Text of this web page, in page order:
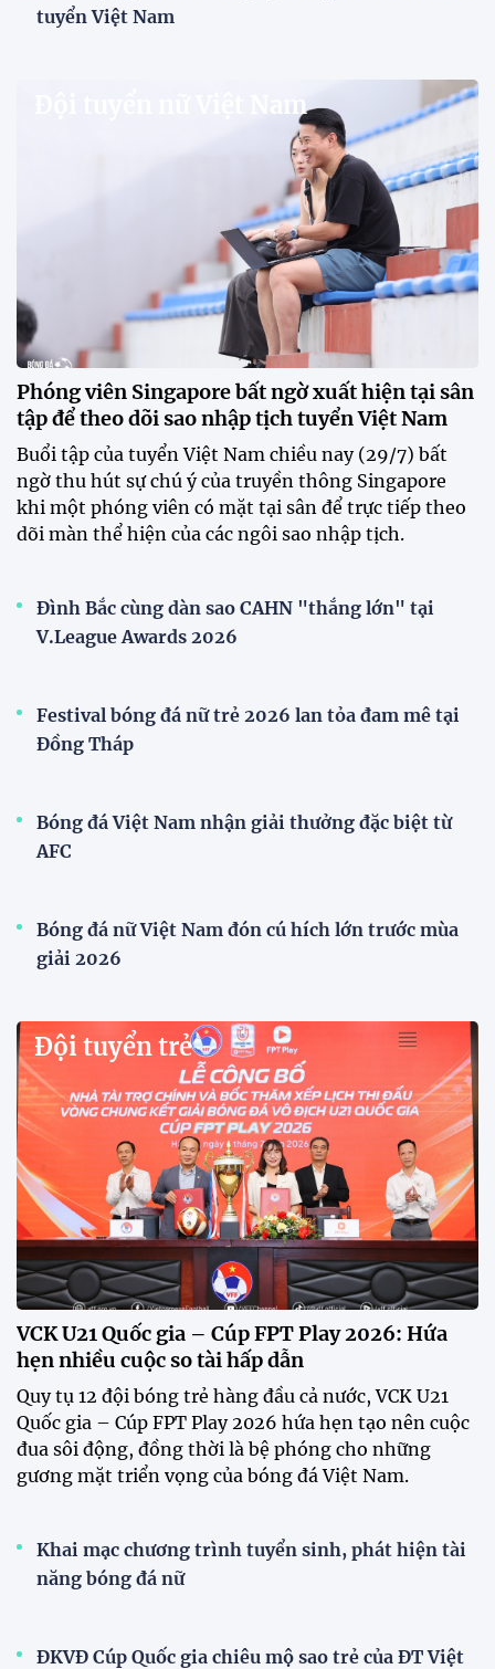
tuyển Việt Nam
Đội tuyển nữ Việt Nam
Phóng viên Singapore bất ngờ xuất hiện tại sân
tập để theo dõi sao nhập tịch tuyển Việt Nam
Buổi tập của tuyển Việt Nam chiều nay (29/7) bất
ngờ thu hút sự chú ý của truyền thông Singapore
khi một phóng viên có mặt tại sân để trực tiếp theo
dõi màn thể hiện của các ngôi sao nhập tịch.
Đình Bắc cùng dàn sao CAHN "thắng lớn" tại
V.League Awards 2026
Festival bóng đá nữ trẻ 2026 lan tỏa đam mê tại
Đồng Tháp
Bóng đá Việt Nam nhận giải thưởng đặc biệt từ
AFC
Bóng đá nữ Việt Nam đón cú hích lớn trước mùa
giải 2026
Đội tuyển trẻ
VCK U21 Quốc gia – Cúp FPT Play 2026: Hứa
hẹn nhiều cuộc so tài hấp dẫn
Quy tụ 12 đội bóng trẻ hàng đầu cả nước, VCK U21
Quốc gia – Cúp FPT Play 2026 hứa hẹn tạo nên cuộc
đua sôi động, đồng thời là bệ phóng cho những
gương mặt triển vọng của bóng đá Việt Nam.
Khai mạc chương trình tuyển sinh, phát hiện tài
năng bóng đá nữ
ĐKVĐ Cúp Quốc gia chiêu mộ sao trẻ của ĐT Việt